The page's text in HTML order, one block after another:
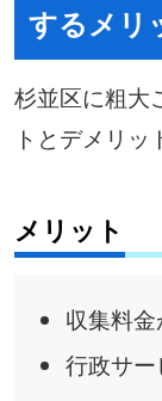
するメリ
杉並区に粗大
トとデメリッ
メリット
収集料
行政サ